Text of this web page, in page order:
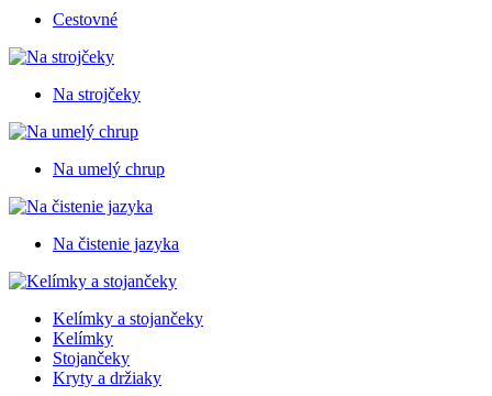
Cestovné
Na strojčeky
Na umelý chrup
Na čistenie jazyka
Kelímky a stojančeky
Kelímky
Stojančeky
Kryty a držiaky